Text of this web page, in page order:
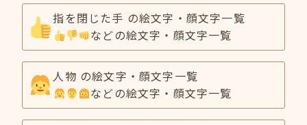
指を閉じた手 の絵文字・顔文字一覧
などの絵文字・顔文字一覧
人物 の絵文字・顔文字一覧
などの絵文字・顔文字一覧